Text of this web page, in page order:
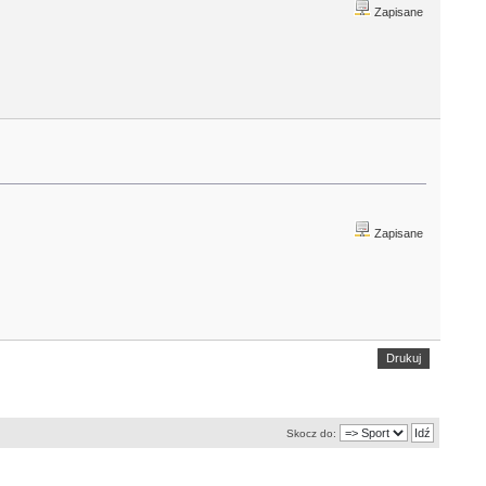
Zapisane
Zapisane
Drukuj
Skocz do: